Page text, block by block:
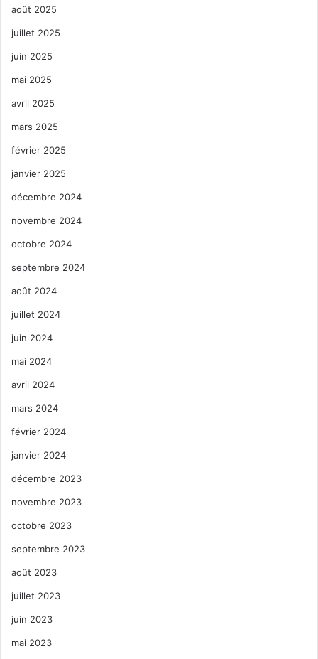
août 2025
juillet 2025
juin 2025
mai 2025
avril 2025
mars 2025
février 2025
janvier 2025
décembre 2024
novembre 2024
octobre 2024
septembre 2024
août 2024
juillet 2024
juin 2024
mai 2024
avril 2024
mars 2024
février 2024
janvier 2024
décembre 2023
novembre 2023
octobre 2023
septembre 2023
août 2023
juillet 2023
juin 2023
mai 2023